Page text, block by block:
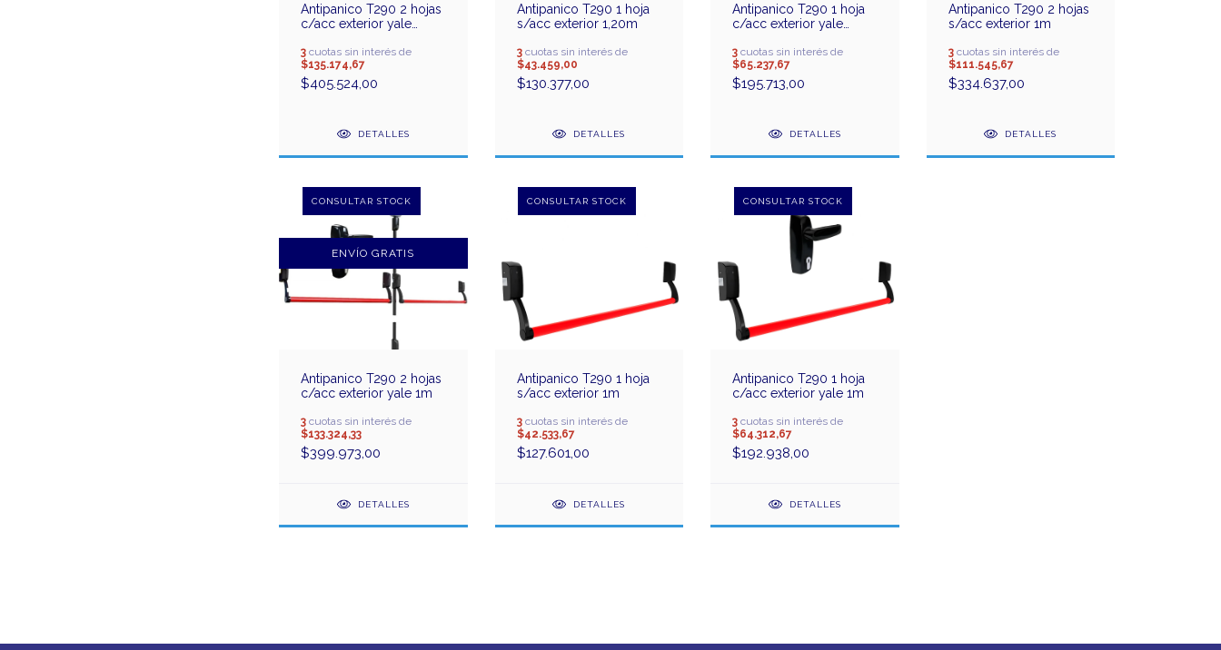
Antipanico T290 2 hojas
c/acc exterior yale
3 cuotas sin interés de
$135.174,67
$405.524,00
DETALLES
Antipanico T290 1 hoja
s/acc exterior 1,20m
3cuotas sin interés de
$43.459,00
$130.377,00
DETALLES
Antipanico T290 1 hoja
c/acc exterior yale
3 cuotas sin interés de
$65.237,67
$195.713,00
DETALLES
Antipanico T290 2 hojas
s/acc exterior 1m
3cuotas sin interés de
$111.545,67
$334.637,00
DETALLES
ENVÍO GRATIS
Antipanico T290 2 hojas
c/acc exterior yale 1m
3 cuotas sin interés de
$133.324,33
$399.973,00
DETALLES
Antipanico T290 1 hoja
s/acc exterior 1m
3cuotas sin interés de
$42.533,67
$127.601,00
DETALLES
Antipanico T290 1 hoja
c/acc exterior yale 1m
3 cuotas sin interés de
$64.312,67
$192.938,00
DETALLES